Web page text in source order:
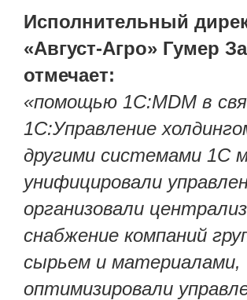
Исполнительный
«Август-Агро» Гумер
отмечает:
«помощью 1С:MDM в
1С:Управление
другими системами 1С
унифицировали
организовали
снабжение компаний
сырьем и материалами,
оптимизировали